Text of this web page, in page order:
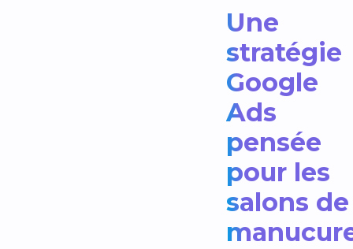
Une
stratégie
Google
Ads
pensée
pour les
salons de